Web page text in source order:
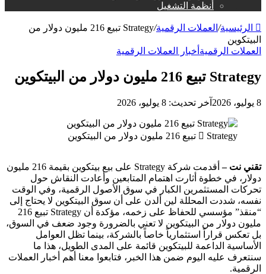
أنظمة التشغيل
الرئيسية/ العملات الرقمية/
Strategy تبيع 216 مليون دولار من
البيتكوين
العملات الرقمية أخبار العملات الرقمية
Strategy تبيع 216 مليون دولار من البيتكوين
8 يوليو، 2026 آخر تحديث: 8 يوليو، 2026
Strategy تبيع 216 مليون دولار من البيتكوين
تقني نت –
أقدمت شركة Strategy على بيع بيتكوين بقيمة 216 مليون
دولار، في خطوة أثارت اهتمام المتابعين وأعادت النقاش حول
تحركات المستثمرين الكبار في سوق الأصول الرقمية، وفي الوقت
نفسه، شددت المحللة لين ألدن على أن سوق البيتكوين لا يحتاج إلى
“منقذ” مؤسسي للحفاظ على زخمه، مؤكدة أن Strategy تبيع 216
مليون دولار من البيتكوين لا تعني بالضرورة وجود ضعف في السوق،
بل تعكس قراراً استثمارياً خاصاً بالشركة، بينما تظل العوامل
الأساسية الداعمة للبيتكوين قائمة على المدى الطويل، هذا ما
سنتعرف عليه اليوم ضمن هذا الخبر، فتابعوا معنا أهم أخبار العملات
الرقمية.